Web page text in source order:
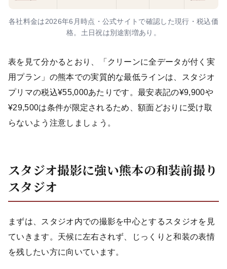
各社料金は2026年6月時点・公式サイトで確認した現行・税込価
格。土日祝は別途割増あり。
表を見て分かるとおり、「クリーンに全データが付く実
用プラン」の熊本での実質的な最低ラインは、スタジオ
プリマの税込¥55,000あたりです。最安表記の¥9,900や
¥29,500は条件が限定されるため、額面どおりに受け取
らないよう注意しましょう。
スタジオ撮影に強い熊本の和装前撮り
スタジオ
まずは、スタジオ内での撮影を中心とするスタジオを見
ていきます。天候に左右されず、じっくりと和装の表情
を残したい方に向いています。